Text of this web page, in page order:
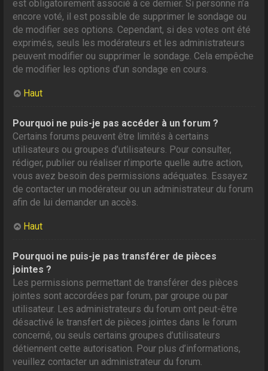
est obligatoirement associé à ce dernier. Si personne n’a
encore voté, il est possible de supprimer le sondage ou
de modifier ses options. Cependant, si des votes ont été
exprimés, seuls les modérateurs et les administrateurs
peuvent modifier ou supprimer le sondage. Cela empêche
de modifier les options d’un sondage en cours.
Haut
Pourquoi ne puis-je pas accéder à un forum ?
Certains forums peuvent être limités à certains
utilisateurs ou groupes d’utilisateurs. Pour consulter,
rédiger, publier ou réaliser n’importe quelle autre action,
vous avez besoin des permissions adéquates. Essayez
de contacter un modérateur ou un administrateur du forum
afin de lui demander un accès.
Haut
Pourquoi ne puis-je pas transférer de pièces
jointes ?
Les permissions permettant de transférer des pièces
jointes sont accordées par forum, par groupe ou par
utilisateur. Les administrateurs du forum ont peut-être
désactivé le transfert de pièces jointes dans le forum
concerné, ou seuls certains groupes d’utilisateurs
détiennent cette autorisation. Pour plus d’informations,
veuillez contacter un administrateur du forum.